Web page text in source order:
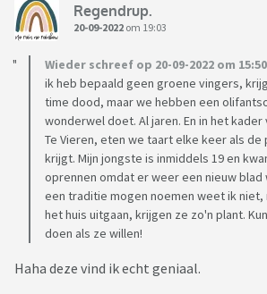
Regendrup.
20-09-2022 om 19:03
Wieder schreef op 20-09-2022 om
ik heb bepaald geen groene vingers,
time dood, maar we hebben een
wonderwel doet. Al jaren. En in het kader
Te Vieren, eten we taart elke keer als de
krijgt. Mijn jongste is inmiddels 19 en
oprennen omdat er weer een nieuw blad
een traditie mogen noemen weet ik niet,
het huis uitgaan, krijgen ze zo'n plant.
doen als ze willen!
Haha deze vind ik echt geniaal.